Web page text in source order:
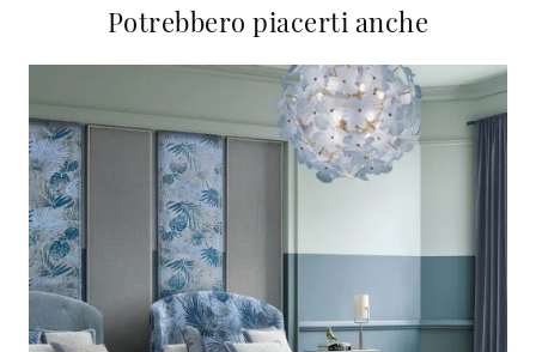
Potrebbero piacerti anche